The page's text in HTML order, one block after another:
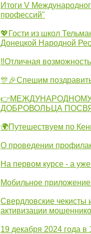
Итоги V
профессий"
💖Гости из школ
Донецкой Народной
‼Отличная
🎊🎉Спешим
ДОБРОВОЛЬЦА
🌍Путешествуем по
О проведении
На первом курсе - а
Мобильное
Свердловские
активизации
19 декабря 2024 года